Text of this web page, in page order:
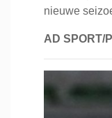
nieuwe
AD SPORT/